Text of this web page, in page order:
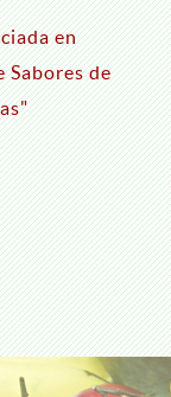
en
Sabores de
la